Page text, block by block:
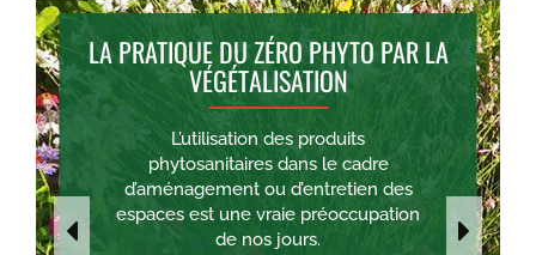
LA PRATIQUE DU ZÉRO PHYTO PAR LA
VÉGÉTALISATION
L’utilisation des produits
phytosanitaires dans le cadre
d’aménagement ou d’entretien des
espaces est une vraie préoccupation
de nos jours.